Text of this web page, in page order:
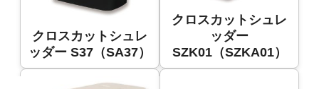
クロスカットシュレ
ッダー S37（SA37）
クロスカットシュレ
ッダー
SZK01（SZKA01）